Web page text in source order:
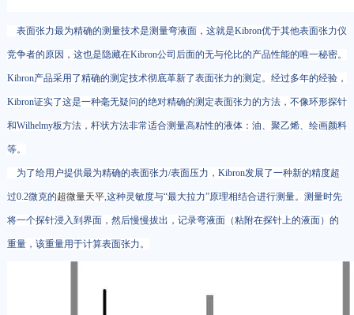
表面张力最为精确的测量技术是测量弯液面，这就是Kibron优于其他表面张力仪
竞争者的原因，这也是隐藏在Kibron公司后面的无与伦比的产品性能的唯一秘密。
Kibron产品采用了精确的测定技术彻底革新了表面张力的测定。经过多年的经验，
Kibron证实了这是一种毫无疑问的绝对精确的测定表面张力的方法，不像环形探针
和Wilhelmy板方法，杆状方法非常适合测量高粘性的液体：油、聚乙烯、绘画颜料
等。
为了给用户提供最为精确的表面张力/表面压力，Kibron发展了一种新的精度超
过0.2微克的超微量天平,这种灵敏度与“最大拉力”原理相结合进行测量。测量时先
将一个探针浸入到界面，然后慢慢拔出，记录弯液面（粘附在探针上的液面）的
重量，该重量用于计算表面张力。